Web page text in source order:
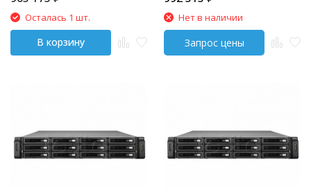
Осталась 1 шт.
В корзину
Нет в наличии